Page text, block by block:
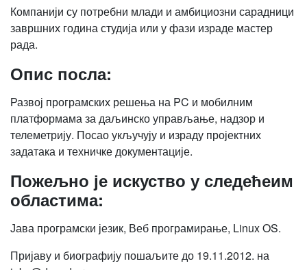
Компанији су потребни млади и амбициозни сарадници
завршних година студија или у фази израде мастер
рада.
Опис посла:
Развој програмских решења на PC и мобилним
платформама за даљинско управљање, надзор и
телеметрију. Посао укључују и израду пројектних
задатака и техничке документације.
Пожељно је искуство у следећеим
областима:
Јава програмски језик, Веб програмирање, Linux OS.
Пријаву и биографију пошаљите до 19.11.2012. на